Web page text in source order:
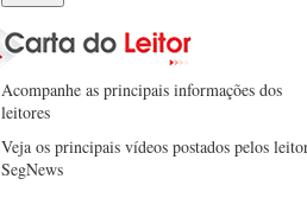
Acompanhe as principais informações dos
leitores
Veja os principais vídeos postados pelos
SegNews